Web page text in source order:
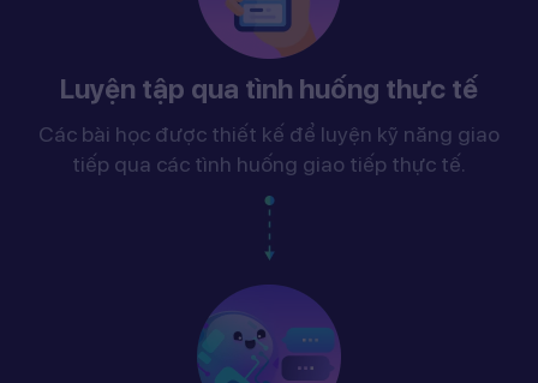
Luyện tập qua tình huống thực tế
Các bài học được thiết kế để luyện kỹ năng giao
tiếp qua các tình huống giao tiếp thực tế.